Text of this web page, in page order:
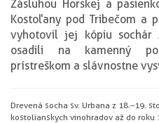
Zásluhou Horskej a
Kostoľany pod Tribečom a
vyhotovil jej kópiu sochár
osadili na kamenný
prístreškom a slávnostne
Drevená socha sv. Urbana z 18.–19.
kostolianskych vinohradov až do roku